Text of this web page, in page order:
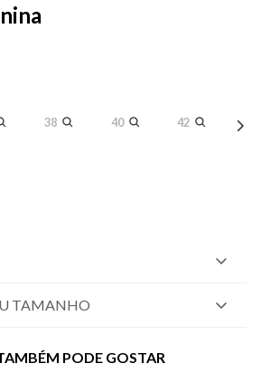
38 40 42
TAMANHO
PODE GOSTAR